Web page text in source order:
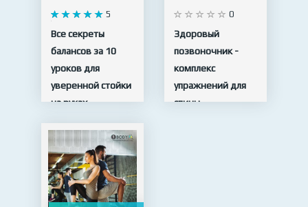
5
Все секреты
балансов за 10
уроков для
уверенной стойки
на руках
10 видео
0
Здоровый
позвоночник -
комплекс
упражнений для
спины